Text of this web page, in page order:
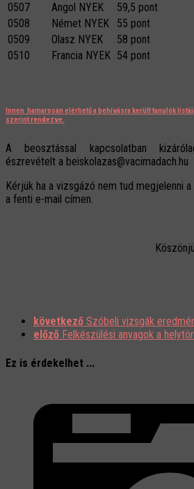
0507
Angol NYEK
59,5 pont
0508
Német NYEK
55 pont
0509
Olasz NYEK
58 pont
0510
Francia NYEK 54 pont
Innen hamarosan elérhető a behívásra került tanulók
szerint rendezve.
A beosztással kapcsolatban
észrevételt a beiskolazas@vacimadach.hu
Kérjük ha a vizsgázó nem tud megjelenni
a fenti e-mail címen.
következő Szóbeli vizsgák
előző Felkészülési anyagok a
Ez is érdekelhet ...